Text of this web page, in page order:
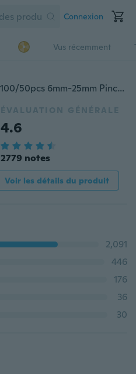
Connexion
Vus récemment
Vous choisissez ! 4 couleurs 100/50pcs 6mm-25mm Pince à ruban, Fermoir, Recherche de métal, Recherche de bijoux,Pince à ruban métallique,Pince à ruban métallique,Fin du ruban
ÉVALUATION GÉNÉRALE
4.6
2779 notes
Voir les détails du produit
2,091
446
176
36
30